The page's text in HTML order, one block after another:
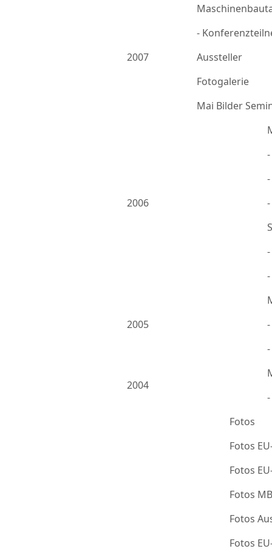
2007
-
Aussteller
Fotogalerie
Mai Bilder
2006
2005
2004
Fotos
Fotos
Fotos
Fotos
Fotos
Fotos